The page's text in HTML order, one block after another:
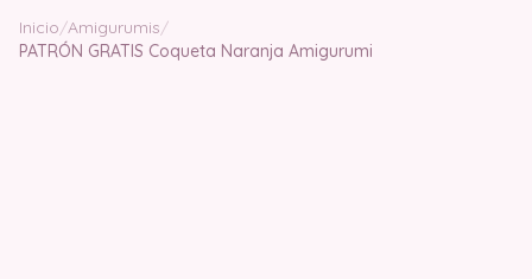
Inicio/Amigurumis/
PATRÓN GRATIS Coqueta Naranja Amigurumi